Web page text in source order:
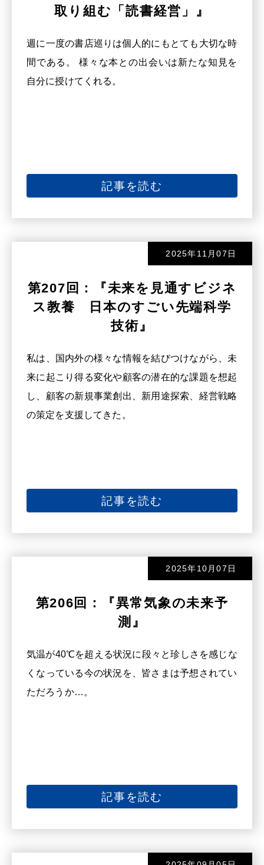
取り組む「読書経営」』
週に一度の書店巡りは個人的にもとても大切な時
間である。 様々な本との出会いは新たな知見を
自分に授けてくれる。
記事を読む
2025年11月07日
第207回：『未来を見通すビジネ
ス教養 日本のすごい先端科学
技術』
私は、国内外の様々な情報を結びつけながら、未
来に起こり得る変化や顧客の潜在的な課題を想起
し、顧客の新規事業創出、新用途探索、経営戦略
の策定を支援してきた。
記事を読む
2025年10月07日
第206回：『異常気象の未来予
測』
気温が40℃を超える状況に段々と珍しさを感じな
くなっている今の状況を、皆さまは予想されてい
ただろうか…。
記事を読む